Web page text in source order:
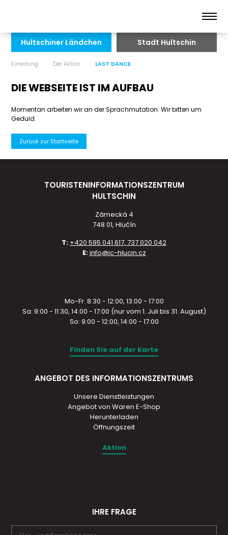
Hultschiner Ländchen Stadt Hultschin
Einleitung Der Aktion LAST DANCE
DIE WEBSEITE IST IM AUFBAU
Momentan arbeiten wir an der Sprachmutation. Wir bitten um
Geduld.
Zurück zur Startseite
TOURISTENINFORMATIONSZENTRUM
HULTSCHIN
Zámecká 4
748 01, Hlučín
T: +420 595 041 617, 737 020 042
E:info@ic-hlucin.cz
Mo-Fr: 8:30 - 12:00, 13:00 - 17:00
Sa: 9:00 - 11:30, 14:00 - 17:00 (nur vom 1. Juli bis 31. August)
So: 9:00 - 12:00, 14:00 - 17:00
Finden Sie auf der Karte
ANGEBOT DES INFORMATIONSZENTRUMS
Unsere Dienstleistungen
Angebot von Waren E-Shop
Herunterladen
Öffnungszeit
Aktion
IHRE FRAGE